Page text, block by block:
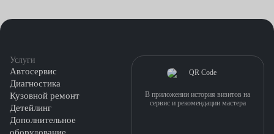
Услуги
Автосервис
Диагностика
Кузовной ремонт
Детейлинг
Дополнительное
В приложении история визитов на
сервис и рекомендации мастера